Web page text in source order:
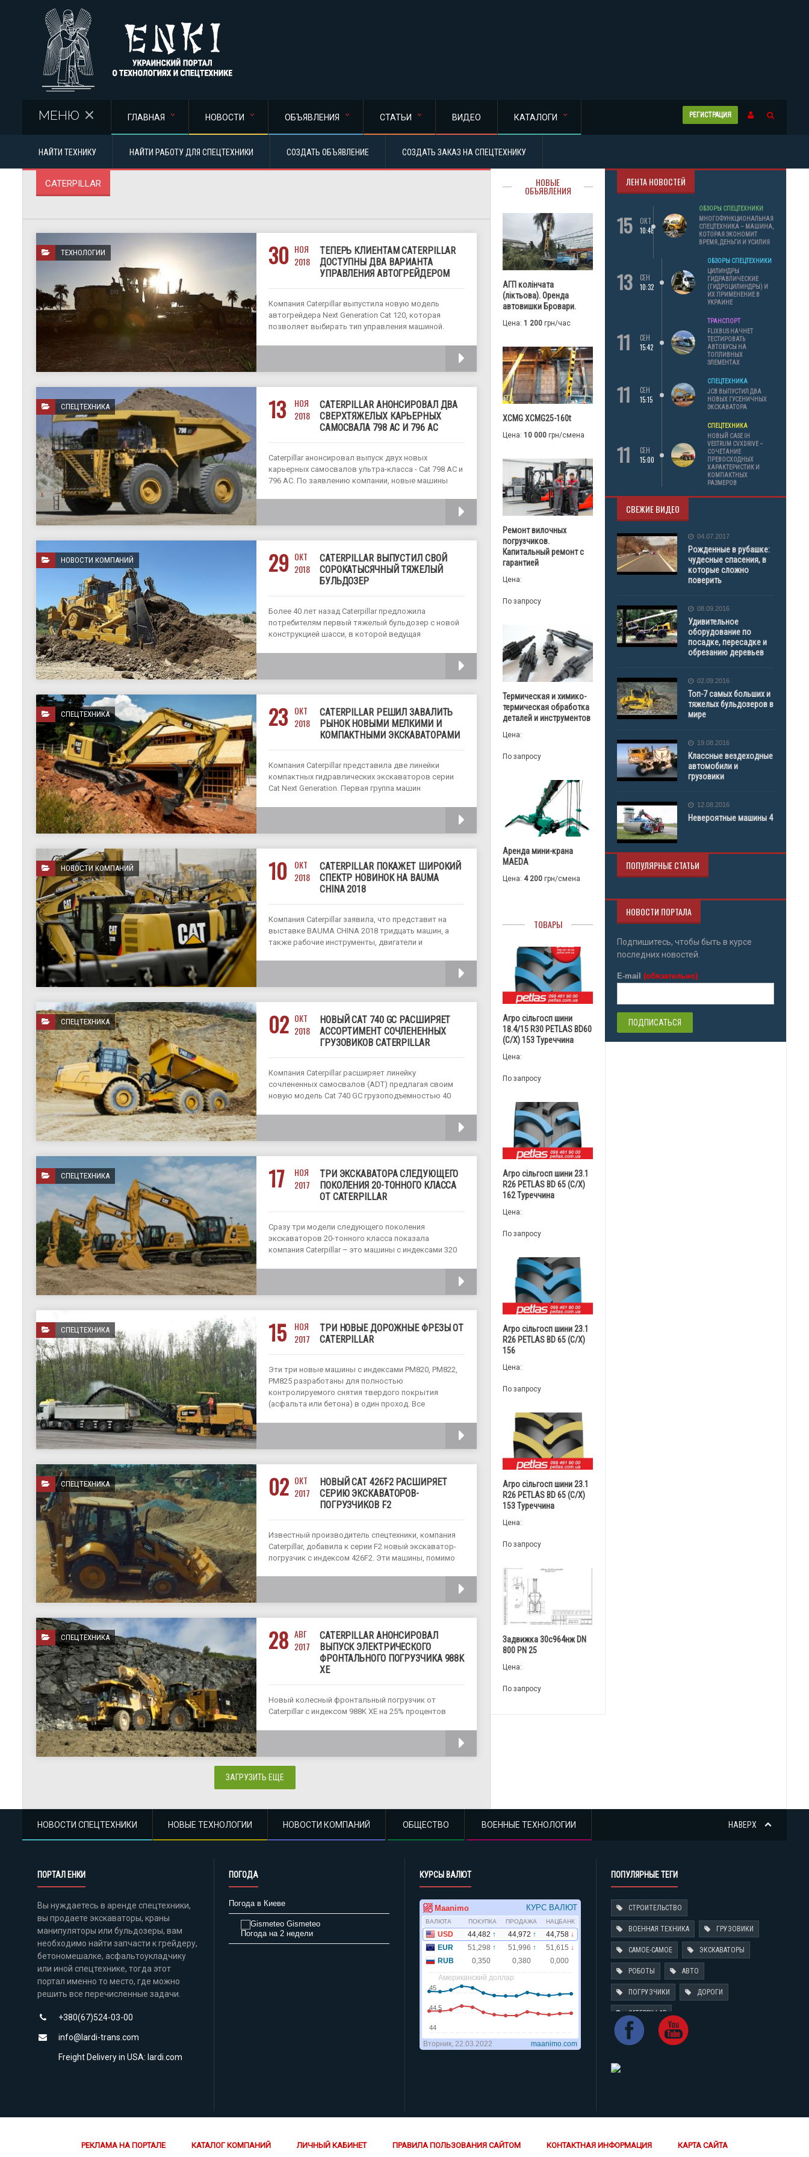
РЕГИСТРАЦИЯ
МЕНЮ ГЛАВНАЯ НОВОСТИ ОБЪЯВЛЕНИЯ СТАТЬИ ВИДЕО КАТАЛОГИ
НАЙТИ ТЕХНИКУ НАЙТИ РАБОТУ ДЛЯ СПЕЦТЕХНИКИ СОЗДАТЬ ОБЪЯВЛЕНИЕ СОЗДАТЬ ЗАКАЗ НА СПЕЦТЕХНИКУ
CATERPILLAR
ТЕХНОЛОГИИ 30 НОЯ
2018
ТЕПЕРЬ КЛИЕНТАМ CATERPILLAR
ДОСТУПНЫ ДВА ВАРИАНТА
УПРАВЛЕНИЯ АВТОГРЕЙДЕРОМ
Компания Caterpillar выпустила новую модель
автогрейдера Next Generation Cat 120, которая
позволяет выбирать тип управления машиной.
рычагами. В 2007 году Caterpillar представила
ЧИТАТЬ
СПЕЦТЕХНИКА 13
НОЯ
2018
CATERPILLAR АНОНСИРОВАЛ ДВА
СВЕРХТЯЖЕЛЫХ КАРЬЕРНЫХ
САМОСВАЛА 798 AC И 796 AC
Caterpillar анонсировал выпуск двух новых
карьерных самосвалов ультра-класса - Cat 798 AC и
796 AC. По заявлению компании, новые машины
соответствующей их потребностям и
НОВОСТИ КОМПАНИЙ 29 ОКТ
2018
CATERPILLAR ВЫПУСТИЛ СВОЙ
СОРОКАТЫСЯЧНЫЙ ТЯЖЕЛЫЙ
БУЛЬДОЗЕР
Более 40 лет назад Caterpillar предложила
потребителям первый тяжелый бульдозер с новой
конструкцией шасси, в которой ведущая
высокой конструкцией привода прилегала к земле
лучше, чем классические гусеницы, что позволяло
ЧИТАТЬ
СПЕЦТЕХНИКА 23 ОКТ
2018
CATERPILLAR РЕШИЛ ЗАВАЛИТЬ
РЫНОК НОВЫМИ МЕЛКИМИ И
КОМПАКТНЫМИ ЭКСКАВАТОРАМИ
Компания Caterpillar представила две линейки
компактных гидравлических экскаваторов серии
Cat Next Generation. Первая группа машин
машины в своем
ЧИТАТЬ
НОВОСТИ КОМПАНИЙ 10
ОКТ
2018
CATERPILLAR ПОКАЖЕТ ШИРОКИЙ
СПЕКТР НОВИНОК НА BAUMA
CHINA 2018
Компания Caterpillar заявила, что представит на
выставке BAUMA CHINA 2018 тридцать машин, а
также рабочие инструменты, двигатели и
Cat Next Generation. Обширная экспозиция Caterpillar
будет разделена на несколько направлений:
ЧИТАТЬ
СПЕЦТЕХНИКА 02 ОКТ
2018
НОВЫЙ CAT 740 GC РАСШИРЯЕТ
АССОРТИМЕНТ СОЧЛЕНЕННЫХ
ГРУЗОВИКОВ CATERPILLAR
Компания Caterpillar расширяет линейку
сочлененных самосвалов (ADT) предлагая своим
новую модель Cat 740 GC грузоподъемностью 40
частности, на представленной модели
ЧИТАТЬ
СПЕЦТЕХНИКА 17
НОЯ
2017
ТРИ ЭКСКАВАТОРА СЛЕДУЮЩЕГО
ПОКОЛЕНИЯ 20-ТОННОГО КЛАССА
ОТ CATERPILLAR
Сразу три модели следующего поколения
экскаваторов 20-тонного класса показала
компания Caterpillar – это машины с индексами 320
эксплуатацию и потребление топлива
ЧИТАТЬ
СПЕЦТЕХНИКА 15
НОЯ
2017
ТРИ НОВЫЕ ДОРОЖНЫЕ ФРЕЗЫ ОТ
CATERPILLAR
Эти три новые машины с индексами PM820, PM822,
PM825 разработаны для полностью
контролируемого снятия твердого покрытия
(асфальта или бетона) в один проход. Все
воздушной системой охлаждения выхлопных газов,
которая
ЧИТАТЬ
СПЕЦТЕХНИКА 02 ОКТ
2017
НОВЫЙ CAT 426F2 РАСШИРЯЕТ
CЕРИЮ ЭКСКАВАТОРОВ-
ПОГРУЗЧИКОВ F2
Известный производитель спецтехники, компания
Caterpillar, добавила к серии F2 новый экскаватор-
погрузчик с индексом 426F2. Эти машины, помимо
температур окружающей среды. Экскаватор-
ЧИТАТЬ
СПЕЦТЕХНИКА 28 АВГ
2017
CATERPILLAR АНОНСИРОВАЛ
ВЫПУСК ЭЛЕКТРИЧЕСКОГО
ФРОНТАЛЬНОГО ПОГРУЗЧИКА 988K
XE
Новый колесный фронтальный погрузчик от
Caterpillar с индексом 988K XE на 25% процентов
«для работы в таких местах, где экономия топлива
вносит большой вклад в общую стоимость
операций». Экономия топлива достигается
ЗАГРУЗИТЬ ЕЩЕ
НОВЫЕ
ОБЪЯВЛЕНИЯ
АГП колінчата
(ліктьова). Оренда
автовишки Бровари.
Цена: 1 200 грн/час
XCMG XCMG25-160t
Цена: 10 000 грн/смена
Ремонт вилочных
погрузчиков.
Капитальный ремонт с
гарантией
Цена:
По запросу
Термическая и химико-
термическая обработка
деталей и инструментов
Цена:
По запросу
Аренда мини-крана
MAEDA
Цена: 4 200 грн/смена
ТОВАРЫ
Агро сільгосп шини
18.4/15 R30 PETLAS BD60
(С/Х) 153 Туреччина
Цена:
По запросу
Агро сільгосп шини 23.1
R26 PETLAS BD 65 (С/Х)
162 Туреччина
Цена:
По запросу
Агро сільгосп шини 23.1
R26 PETLAS BD 65 (С/Х)
156
Цена:
По запросу
Агро сільгосп шини 23.1
R26 PETLAS BD 65 (С/Х)
153 Туреччина
Цена:
По запросу
Задвижка 30с964нж DN
800 PN 25
Цена:
По запросу
ЛЕНТА НОВОСТЕЙ
15
ОКТ
10:48
ОБЗОРЫ СПЕЦТЕХНИКИ
МНОГОФУНКЦИОНАЛЬНАЯ
СПЕЦТЕХНИКА – МАШИНА,
КОТОРАЯ ЭКОНОМИТ
ВРЕМЯ, ДЕНЬГИ И УСИЛИЯ
13
СЕН
10:32
ОБЗОРЫ СПЕЦТЕХНИКИ
ЦИЛИНДРЫ
ГИДРАВЛИЧЕСКИЕ
(ГИДРОЦИЛИНДРЫ) И
ИХ ПРИМЕНЕНИЕ В
УКРАИНЕ
11
СЕН
15:42
ТРАНСПОРТ
FLIXBUS НАЧНЕТ
ТЕСТИРОВАТЬ
АВТОБУСЫ НА
ТОПЛИВНЫХ
ЭЛЕМЕНТАХ
11
СЕН
15:15
СПЕЦТЕХНИКА
JCB ВЫПУСТИЛ ДВА
НОВЫХ ГУСЕНИЧНЫХ
ЭКСКАВАТОРА
11
СЕН
15:00
СПЕЦТЕХНИКА
НОВЫЙ CASE IH
VESTRUM CVXDRIVE –
СОЧЕТАНИЕ
ПРЕВОСХОДНЫХ
ХАРАКТЕРИСТИК И
КОМПАКТНЫХ
РАЗМЕРОВ
СВЕЖИЕ ВИДЕО
04.07.2017
Рожденные в рубашке:
чудесные спасения, в
которые сложно
поверить
08.09.2016
Удивительное
оборудование по
посадке, пересадке и
обрезанию деревьев
02.09.2016
Топ-7 самых больших и
тяжелых бульдозеров в
мире
19.08.2016
Классные вездеходные
автомобили и
грузовики
12.08.2016
Невероятные машины 4
ПОПУЛЯРНЫЕ СТАТЬИ
НОВОСТИ ПОРТАЛА
Подпишитесь, чтобы быть в курсе
последних новостей.
E-mail(обязательно)
НАВЕРХ
НОВОСТИ СПЕЦТЕХНИКИ НОВЫЕ ТЕХНОЛОГИИ НОВОСТИ КОМПАНИЙ ОБЩЕСТВО ВОЕННЫЕ ТЕХНОЛОГИИ
ПОРТАЛ ЕНКИ
Вы нуждаетесь в аренде спецтехники,
вы продаете экскаваторы, краны
манипуляторы или бульдозеры, вам
необходимо найти запчасти к грейдеру,
бетономешалке, асфальтоукладчику
или иной спецтехнике, тогда этот
портал именно то место, где можно
решить все перечисленные задачи.
+380(67)524-03-00
info@lardi-trans.com
Freight Delivery in USA: lardi.com
ПОГОДА
Погода в Киеве
Gismeteo
Погода на 2 недели
КУРСЫ ВАЛЮТ ПОПУЛЯРНЫЕ ТЕГИ
СТРОИТЕЛЬСТВО
ВОЕННАЯ ТЕХНИКА ГРУЗОВИКИ
САМОЕ-САМОЕ ЭКСКАВАТОРЫ
РОБОТЫ АВТО
ПОГРУЗЧИКИ ДОРОГИ
CATERPILLAR
РЕКЛАМА НА ПОРТАЛЕ КАТАЛОГ КОМПАНИЙ ЛИЧНЫЙ КАБИНЕТ ПРАВИЛА ПОЛЬЗОВАНИЯ САЙТОМ КОНТАКТНАЯ ИНФОРМАЦИЯ КАРТА САЙТА